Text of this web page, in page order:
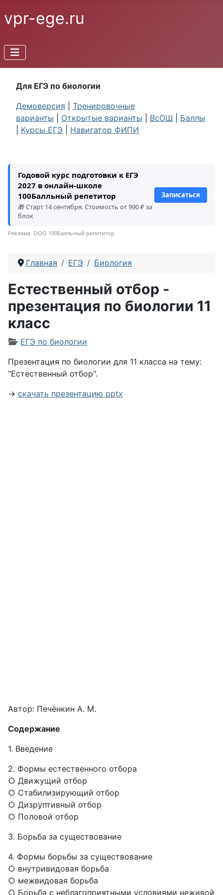
vpr-ege.ru
Для ЕГЭ по биологии
Демоверсия
Тренировочные
варианты
Открытые варианты ВсОШ
Баллы
Курсы ЕГЭ Навигатор ФИПИ
Годовой курс подготовки к ЕГЭ
2027 в онлайн-школе
100Балльный репетитор
🎁 Старт 14 сентября. Стоимость от 990 ₽ за
блок
Записаться
Реклама. ООО 100Балльный репетитор
Главная ЕГЭ Биология
Естественный отбор -
презентация по биологии 11
класс
Информация о материале
ЕГЭ по биологии
Презентация по биологии для 11 класса на тему:
"Естественный отбор".
→ скачать презентацию pptx
Автор: Печёнкин А. М.
Содержание
1. Введение
2. Формы естественного отбора
○ Движущий отбор
○ Стабилизирующий отбор
○ Дизруптивный отбор
○ Половой отбор
3. Борьба за существование
4. Формы борьбы за существование
○ внутривидовая борьба
○ межвидовая борьба
○ Борьба с неблагоприятными условиями неживой